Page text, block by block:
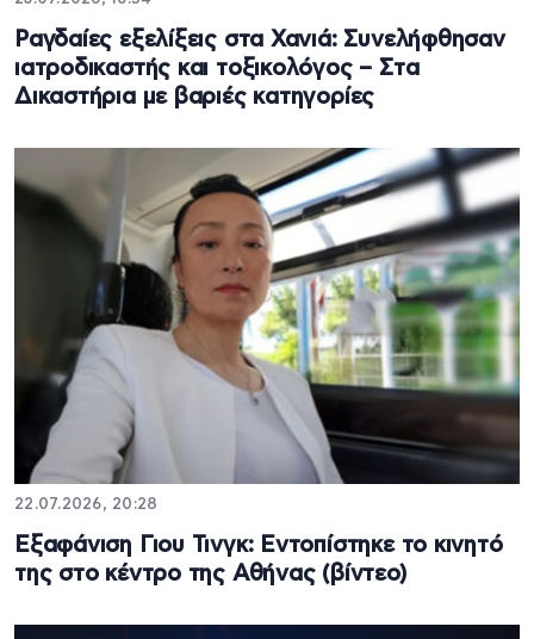
Ραγδαίες εξελίξεις στα Χανιά: Συνελήφθησαν
ιατροδικαστής και τοξικολόγος – Στα
Δικαστήρια με βαριές κατηγορίες
22.07.2026, 20:28
Εξαφάνιση Γιου Τινγκ: Εντοπίστηκε το κινητό
της στο κέντρο της Αθήνας (βίντεο)